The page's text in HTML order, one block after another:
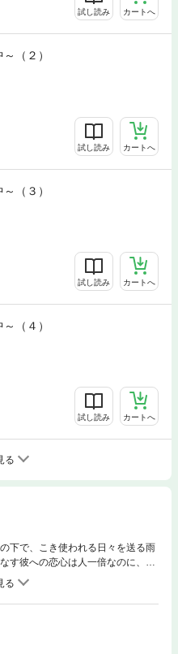
試し読み カートへ
（２）
試し読み カートへ
（３）
試し読み カートへ
（４）
試し読み カートへ
る
下で、こき使われる日々を送る雨
す彼への恋心は人一倍なのに、気
に関係が進展しない二人の前に、
…！？魅惑のラブコメシリーズ第